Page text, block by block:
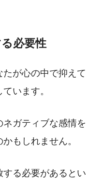
必要性
が心の中で抑えて
います。
ガティブな感情を
もしれません。
る必要があるとい